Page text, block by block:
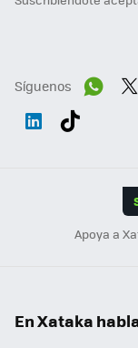
Síguenos
Apoya a
En Xataka